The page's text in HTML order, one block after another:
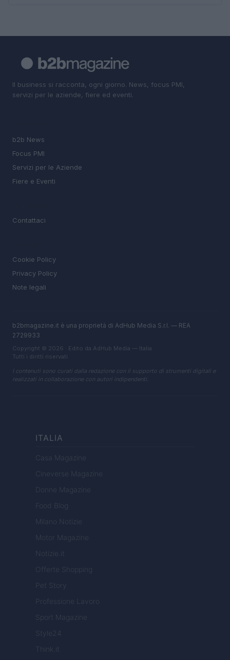
Il business si racconta, ogni giorno. News, focus PMI,
servizi per le aziende, fiere ed eventi.
b2b News
Focus PMI
Servizi per le Aziende
Fiere e Eventi
Contattaci
Cookie Policy
Privacy Policy
Note legali
b2bmagazine.it è una proprietà di AdHub Media S.r.l. — REA
2729933
Copyright © 2026 · Edito da AdHub Media — Italia
Tutti i diritti riservati
I contenuti sono curati dalla redazione con il supporto di strumenti digitali e
realizzati in collaborazione con autori indipendenti.
ITALIA
Casa Magazine
Cineverse Magazine
Donne Magazine
Food Blog
Milano Notizie
Motor Magazine
Notizie.it
Offerte Shopping
Pet Story
Professione Lavoro
Sport Magazine
Style24
Think.it